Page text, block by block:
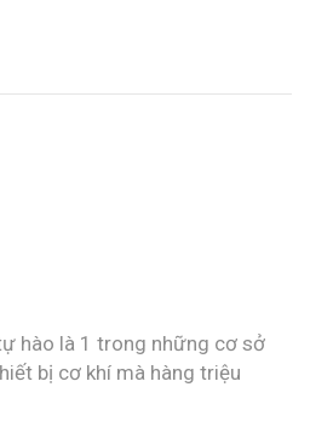
hào là 1 trong những cơ sở
bị cơ khí mà hàng triệu